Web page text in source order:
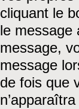
cliquant le
le message
message,
message
de fois que